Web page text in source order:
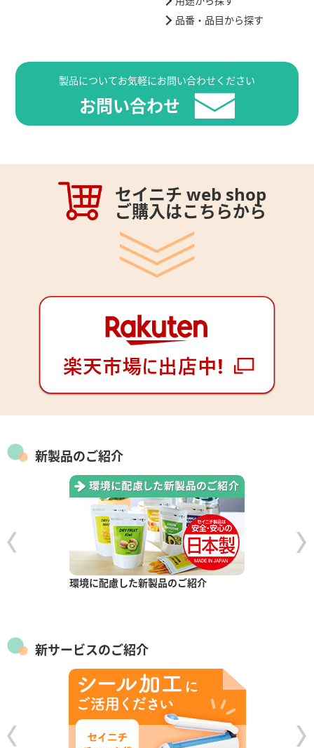
品番・品目から探す
製品についてお気軽にお問い合わせください
お問い合わせ
セイニチ web shop
ご購入はこちらから
新製品のご紹介
環境に配慮した新製品のご紹介
新サービスのご紹介